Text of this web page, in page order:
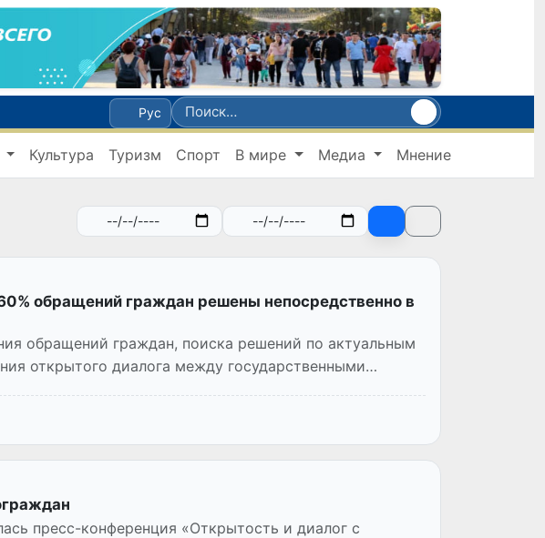
Рус
Культура Туризм Спорт В мире Медиа Мнение
обращений граждан решены непосредственно в
обращений граждан, поиска решений по актуальным
открытого диалога между государственными
конференция «Открытость и диалог с